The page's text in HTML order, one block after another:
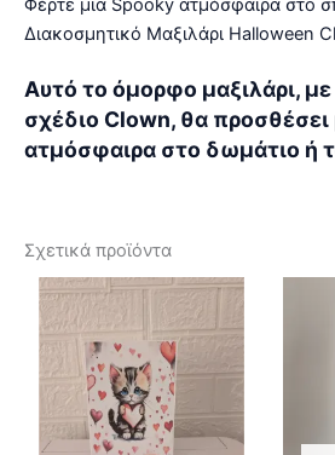
Φέρτε μια Spooky ατμόσφαιρα στο
Διακοσμητικό Μαξιλάρι Halloween
Αυτό το όμορφο μαξιλάρι,
σχέδιο Clown, θα προσθέσει
ατμόσφαιρα στο δωμάτιο ή
Σχετικά προϊόντα